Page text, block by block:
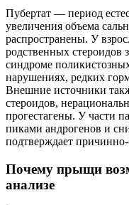
Пубертат — период
увеличения объема
распространены. У
родственных стероидов
синдроме
нарушениях, редких
Внешние источники
стероидов,
прогестагены. У части
пиками андрогенов и
подтверждает
Почему прыщи
анализе